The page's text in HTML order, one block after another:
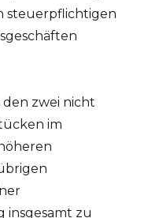
steuerpflichtigen
zwei nicht
im
insgesamt zu